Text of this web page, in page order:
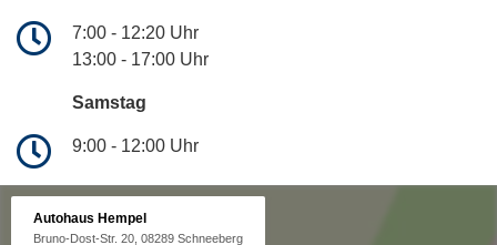
7:00 - 12:20 Uhr
13:00 - 17:00 Uhr
Samstag
9:00 - 12:00 Uhr
Autohaus Hempel
Bruno-Dost-Str. 20, 08289 Schneeberg